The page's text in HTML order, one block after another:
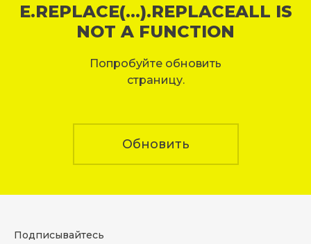
E.REPLACE(...).REPLACEALL IS
NOT A FUNCTION
Попробуйте обновить
страницу.
Обновить
Подписывайтесь